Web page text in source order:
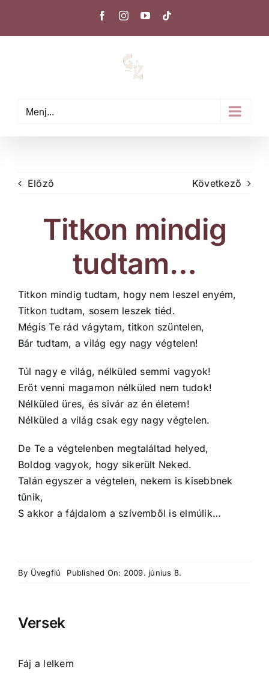
FacebookInstagramYouTube
Menj...
Előző Következő
Titkon mindig
tudtam…
Titkon mindig tudtam, hogy nem leszel enyém,
Titkon tudtam, sosem leszek tiéd.
Mégis Te rád vágytam, titkon szüntelen,
Bár tudtam, a világ egy nagy végtelen!
Túl nagy e világ, nélküled semmi vagyok!
Erőt venni magamon nélküled nem tudok!
Nélküled üres, és sivár az én életem!
Nélküled a világ csak egy nagy végtelen.
De Te a végtelenben megtaláltad helyed,
Boldog vagyok, hogy sikerült Neked.
Talán egyszer a végtelen, nekem is kisebbnek
tűnik,
S akkor a fájdalom a szívemből is elmúlik…
By Üvegfiú Published On: 2009. június 8.
Versek
Fáj a lelkem